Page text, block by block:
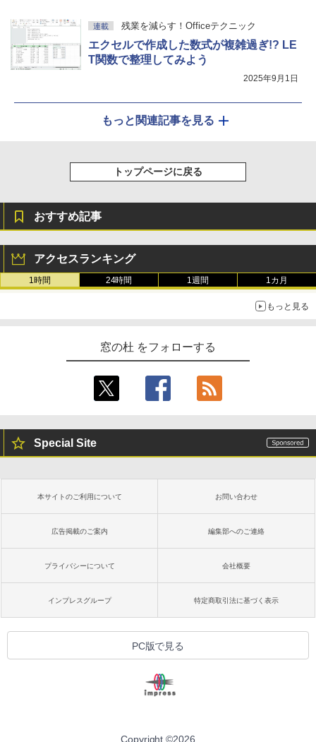
連載 残業を減らす！Officeテクニック
エクセルで作成した数式が複雑過ぎ!? LE
T関数で整理してみよう
2025年9月1日
もっと関連記事を見る
トップページに戻る
おすすめ記事
アクセスランキング
1時間 24時間 1週間 1カ月
もっと見る
窓の杜 をフォローする
Special Site
本サイトのご利用について お問い合わせ
広告掲載のご案内 編集部へのご連絡
プライバシーについて 会社概要
インプレスグループ 特定商取引法に基づく表示
PC版で見る
Copyright ©2026